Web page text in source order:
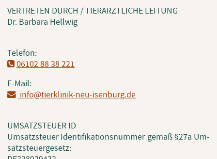
VER­TRE­TEN DURCH / TIER­ÄRZT­LI­CHE LEI­TUNG
Dr. Bar­ba­ra Hell­wig
Te­le­fon:
06102 88 38 221
E-Mail:
info@​tierklinik-neu-isenburg.​de
UM­SATZ­STEU­ER ID
Um­satz­steu­er Iden­ti­fi­ka­ti­ons­num­mer gemäß §27a Um­
satz­steu­er­ge­setz: